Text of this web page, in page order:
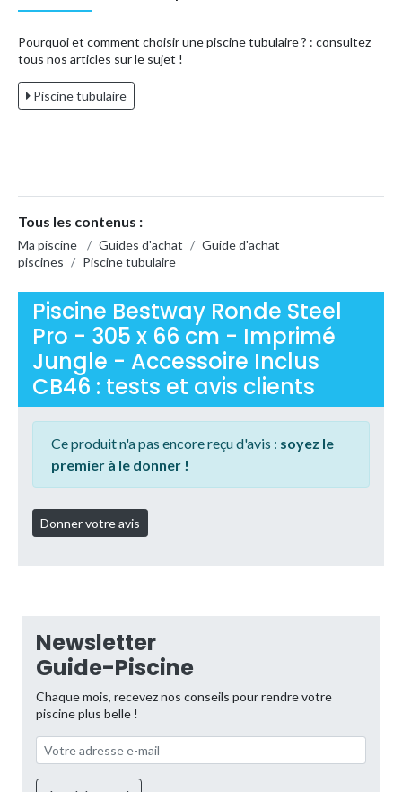
Pourquoi et comment choisir une piscine tubulaire ? : consultez
tous nos articles sur le sujet !
Piscine tubulaire
Tous les contenus :
Ma piscine / Guides d'achat / Guide d'achat
piscines / Piscine tubulaire
Piscine Bestway Ronde Steel
Pro - 305 x 66 cm - Imprimé
Jungle - Accessoire Inclus
CB46 : tests et avis clients
Ce produit n'a pas encore reçu d'avis : soyez le
premier à le donner !
Newsletter
Guide-Piscine
Chaque mois, recevez nos conseils pour rendre votre
piscine plus belle !